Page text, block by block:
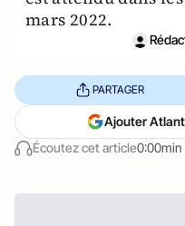
mars 2022.
Écoutez cet article0:00min
PARTAGER
Ajouter